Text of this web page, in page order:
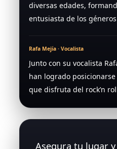
diversas edades,
entusiasta de los
Rafa Mejía · Vocalista
Junto con su vocalista
han logrado
que disfruta del rock’n
Asegura tu lugar